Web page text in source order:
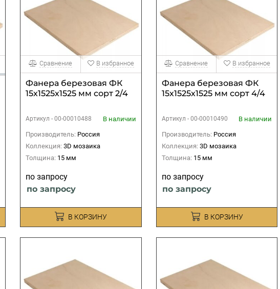
Фанера березовая ФК
15х1525х1525 мм сорт 2/4
Артикул - 00-00010488
В наличии
Производитель: Россия
Коллекция: 3D мозаика
Толщина: 15 мм
по запросу
по запросу
В КОРЗИНУ
Сравнение В избранное
Фанера березовая ФК
15х1525х1525 мм сорт 4/4
Артикул - 00-00010490
В наличии
Производитель: Россия
Коллекция: 3D мозаика
Толщина: 15 мм
по запросу
по запросу
В КОРЗИНУ
Сравнение В избранное